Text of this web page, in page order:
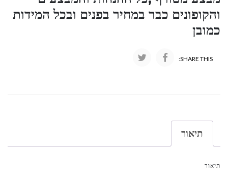
והקופונים כבר במחיר בפנים ובכל המידות
כמובן
SHARE THIS:
תיאור
תיאור